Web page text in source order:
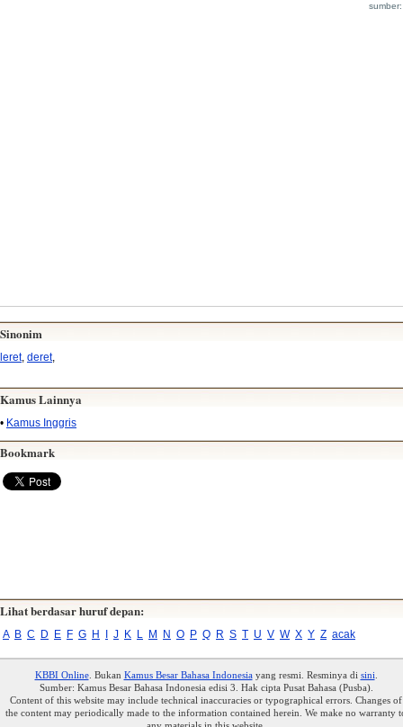
Sinonim
leret, deret,
Kamus Lainnya
• Kamus Inggris
Bookmark
Lihat berdasar huruf depan:
A B C D E F G H J K L M N O P Q R S T U V W X Y Z acak
KBBI Online. Bukan Kamus Besar Bahasa Indonesiayang resmi. Resminya di sini
Sumber: Kamus Besar Bahasa Indonesia edisi 3. Hak cipta Pusat Bahasa (Pusba).
Content of this website may include technical inaccuracies or typographical errors. Changes of
the content may periodically made to the information contained herein. We make no warranty